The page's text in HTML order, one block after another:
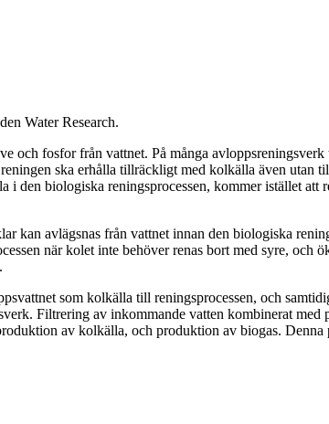
Water Research.
fosfor från vattnet. På många avloppsreningsverk
ska erhålla tillräckligt med kolkälla även utan
den biologiska reningsprocessen, kommer istället att
kan avlägsnas från vattnet innan den biologiska
när kolet inte behöver renas bort med syre, och
som kolkälla till reningsprocessen, och
Filtrering av inkommande vatten kombinerat
av kolkälla, och produktion av biogas. Denna